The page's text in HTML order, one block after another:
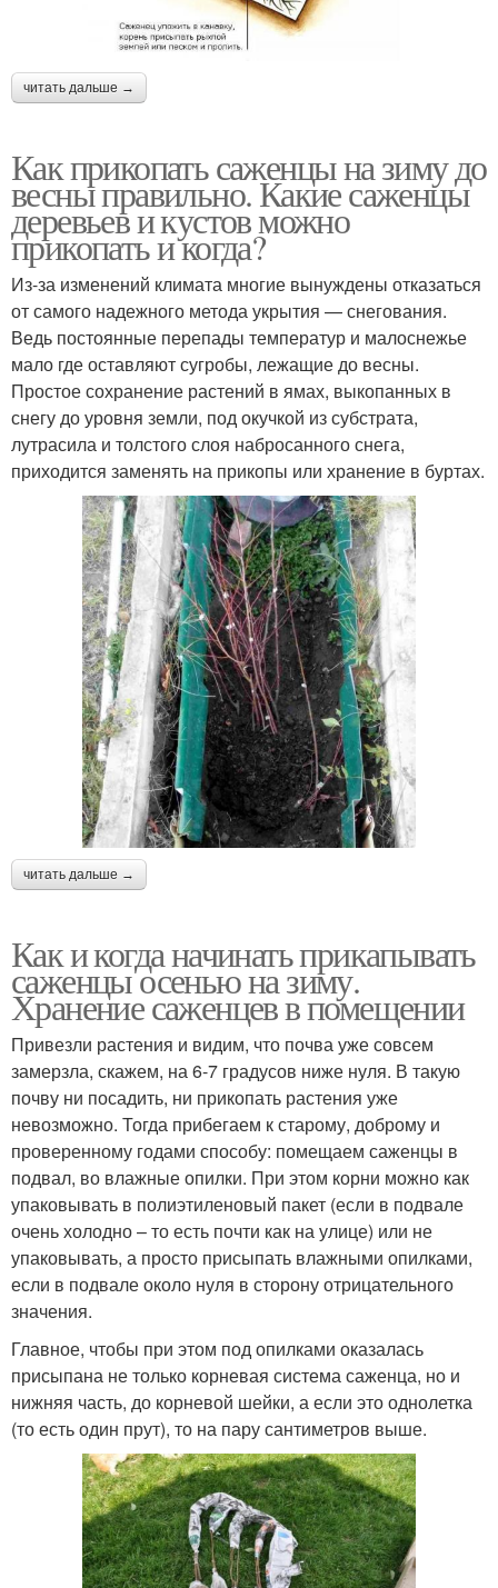
читать дальше →
Как прикопать саженцы на зиму до
весны правильно. Какие саженцы
деревьев и кустов можно
прикопать и когда?
Из-за изменений климата многие вынуждены отказаться
от самого надежного метода укрытия — снегования.
Ведь постоянные перепады температур и малоснежье
мало где оставляют сугробы, лежащие до весны.
Простое сохранение растений в ямах, выкопанных в
снегу до уровня земли, под окучкой из субстрата,
лутрасила и толстого слоя набросанного снега,
приходится заменять на прикопы или хранение в буртах.
читать дальше →
Как и когда начинать прикапывать
саженцы осенью на зиму.
Хранение саженцев в помещении
Привезли растения и видим, что почва уже совсем
замерзла, скажем, на 6-7 градусов ниже нуля. В такую
почву ни посадить, ни прикопать растения уже
невозможно. Тогда прибегаем к старому, доброму и
проверенному годами способу: помещаем саженцы в
подвал, во влажные опилки. При этом корни можно как
упаковывать в полиэтиленовый пакет (если в подвале
очень холодно – то есть почти как на улице) или не
упаковывать, а просто присыпать влажными опилками,
если в подвале около нуля в сторону отрицательного
значения.
Главное, чтобы при этом под опилками оказалась
присыпана не только корневая система саженца, но и
нижняя часть, до корневой шейки, а если это однолетка
(то есть один прут), то на пару сантиметров выше.